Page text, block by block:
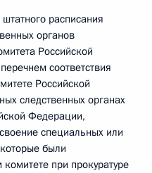
расписания
органов
Российской
соответствия
Российской
следственных органах
Федерации,
специальных или
были
при прокуратуре